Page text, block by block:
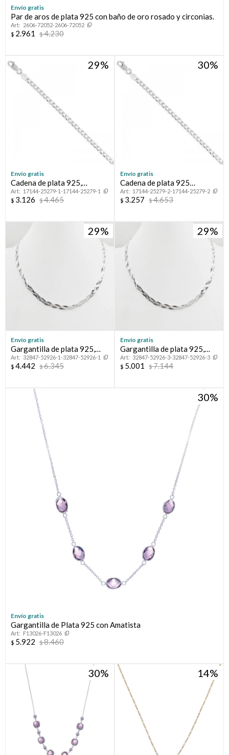
Envío gratis
Par de aros de plata 925 con baño de oro rosado y circonias.
2606-72052-2606-72052
$ 2.961 $4.230
29
Envío gratis
Cadena de plata 925,
GRUMETTE, 45 cm.
17144-25279-1-17144-25279-1
$ 3.126 $4.465
30
Envío gratis
Cadena de plata 925
GRUMETTE, 50 cm.
17144-25279-2-17144-25279-2
$ 3.257 $4.653
29
Envío gratis
Gargantilla de plata 925,
TRENZADA.
32847-52926-1-32847-52926-1
$ 4.442 $6.345
29
Envío gratis
Gargantilla de plata 925,
TRENZADA.
32847-52926-3-32847-52926-3
$ 5.001 $7.144
30
Envío gratis
Gargantilla de Plata 925 con Amatista
F13026-F13026
$ 5.922 $8.460
30 14
Compromiso